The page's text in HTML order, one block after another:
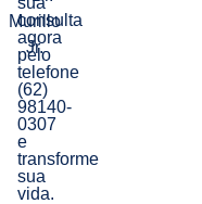
consulta
agora
pelo
telefone
(62)
98140-
0307
e
transforme
sua
vida.
Murillo
Jr.